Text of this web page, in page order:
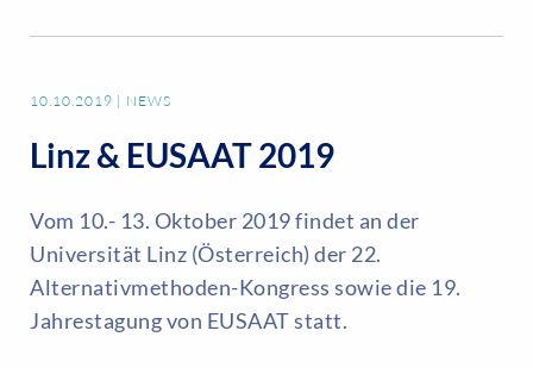
10.10.2019 NEWS
Linz & EUSAAT 2019
Vom 10.- 13. Oktober 2019 findet an der
Universität Linz (Österreich) der 22.
Alternativmethoden-Kongress sowie die 19.
Jahrestagung von EUSAAT statt.